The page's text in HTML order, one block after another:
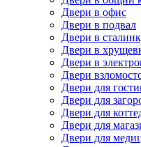
Двери в офис
Двери в подвал
Двери в
Двери в
Двери в
Двери
Двери для
Двери для
Двери для
Двери для
Двери для